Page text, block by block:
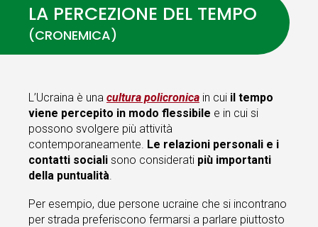
LA PERCEZIONE DEL TEMPO
(CRONEMICA)
L’Ucraina è una cultura policronica in cui il tempo
viene percepito in modo flessibile e in cui si
possono svolgere più attività
contemporaneamente. Le relazioni personali e i
contatti sociali sono considerati più importanti
della puntualità
Per esempio, due persone ucraine che si incontrano
per strada preferiscono fermarsi a parlare piuttosto